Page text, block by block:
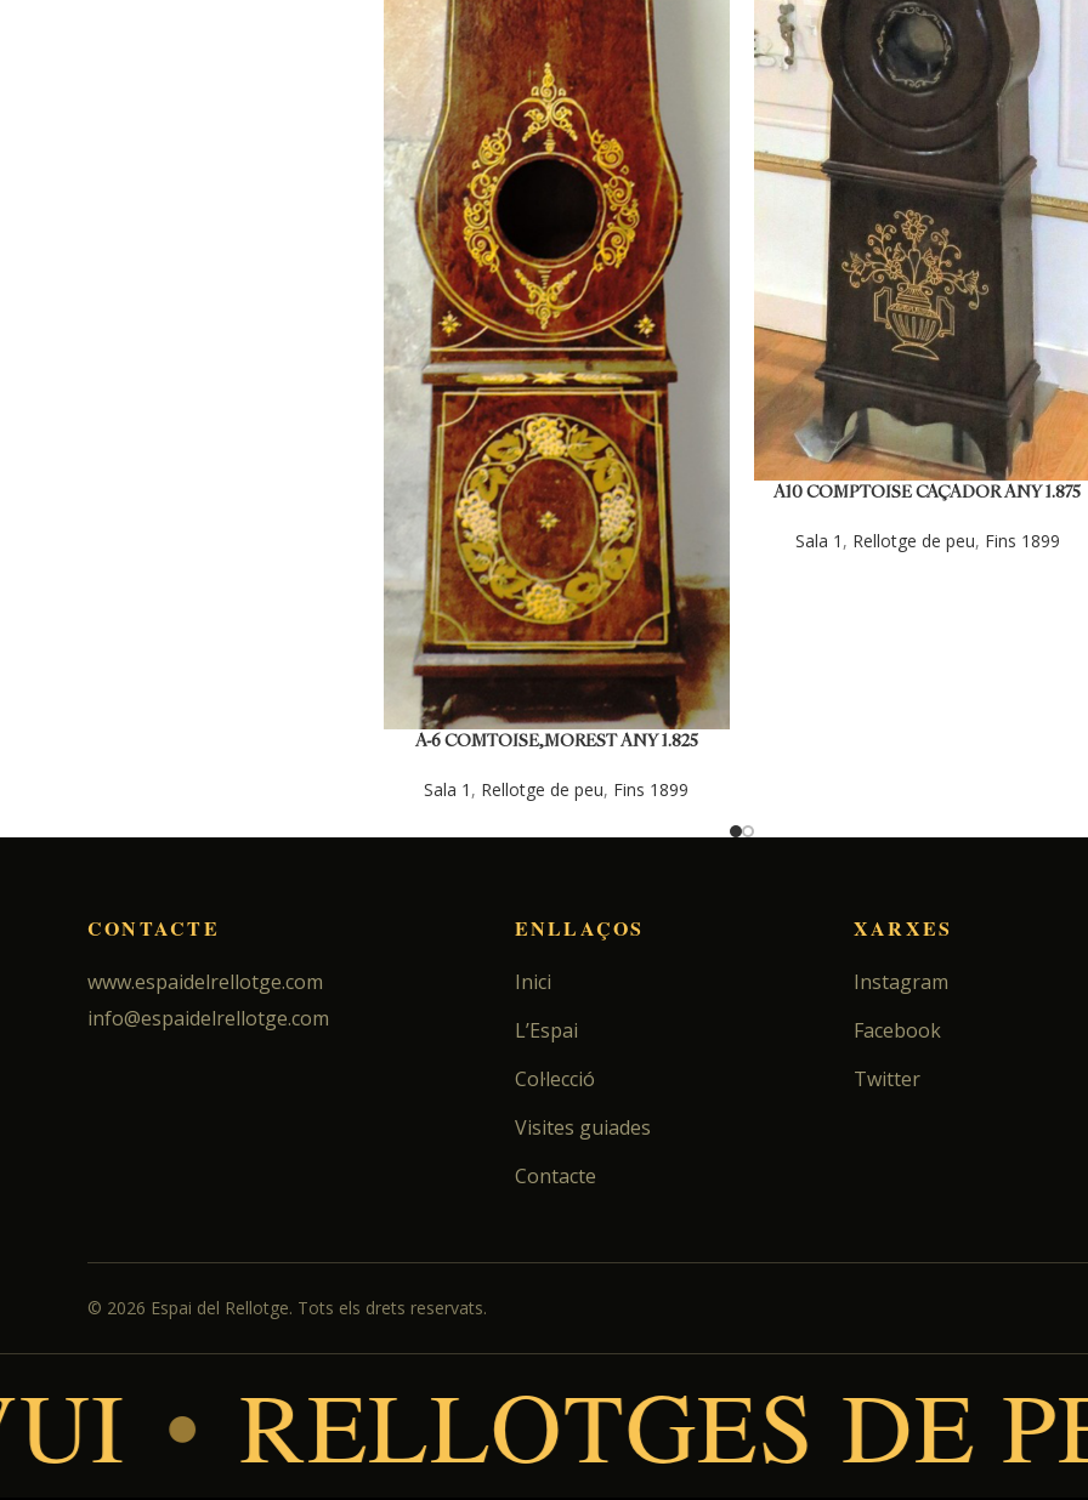
A-6 COMTOISE,MOREST ANY 1.825
Sala 1 , Rellotge de peu, Fins 1899
A10 COMPTOISE CAÇADOR ANY 1.875
Sala 1 , Rellotge de peu, Fins 1899
CONTACTE
www.espaidelrellotge.com
info@espaidelrellotge.com
ENLLAÇOS
Inici
L’Espai
Col·lecció
Visites guiades
Contacte
XARXES
Instagram
Facebook
Twitter
© 2026 Espai del Rellotge. Tots els drets reservats.
•RELLOTGES DE PEU